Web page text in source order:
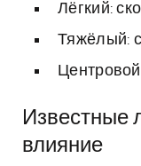
Лёгкий:
Тяжёлый:
Известные
влияние